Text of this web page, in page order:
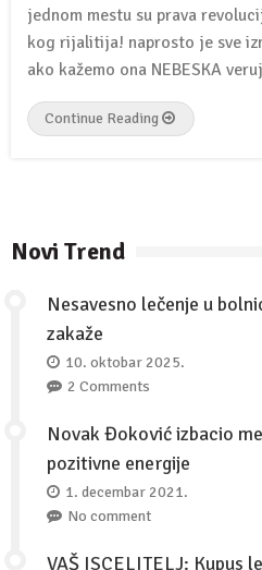
jednom mestu su prava
kog rijalitija! naprosto je sve
ako kažemo ona NEBESKA
Continue Reading
Novi Trend
Nesavesno lečenje u
zakaže
10. oktobar 2025.
2 Comments
Novak Đoković izbacio
pozitivne energije
1. decembar 2021.
No comment
VAŠ ISCELITELJ: Kupus